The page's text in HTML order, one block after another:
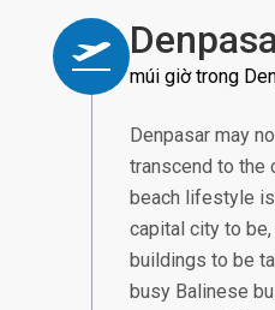
múi giờ trong
Denpasar may
transcend to the
beach lifestyle
capital city to
buildings to be
busy Balinese